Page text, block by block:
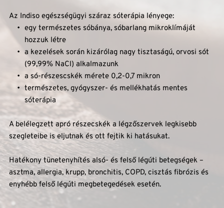
Az Indiso egészségügyi száraz sóterápia lényege:
egy természetes sóbánya, sóbarlang mikroklímáját
hozzuk létre
a kezelések során kizárólag nagy tisztaságú, orvosi sót
(99,99% NaCl) alkalmazunk
a só-részescskék mérete 0,2-0,7 mikron
természetes, gyógyszer- és mellékhatás mentes
sóterápia
A belélegzett apró részecskék a légzőszervek legkisebb
szegleteibe is eljutnak és ott fejtik ki hatásukat.
Hatékony tünetenyhítés alsó- és felső légúti betegségek –
asztma, allergia, krupp, bronchitis, COPD, cisztás fibrózis és
enyhébb felső légúti megbetegedések esetén.